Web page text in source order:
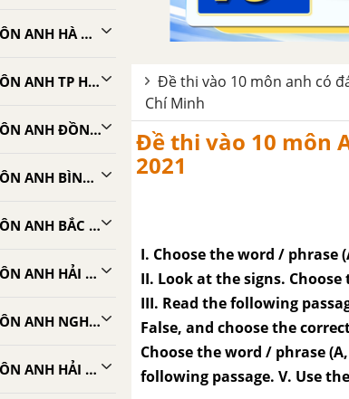
ĐỀ THI VÀO 10 MÔN ANH HÀ NỘI
ĐỀ THI VÀO 10 MÔN ANH TP HỒ CHÍ MINH
ĐỀ THI VÀO 10 MÔN ANH ĐỒNG NAI
ĐỀ THI VÀO 10 MÔN ANH BÌNH DƯƠNG
ĐỀ THI VÀO 10 MÔN ANH BẮC NINH
ĐỀ THI VÀO 10 MÔN ANH HẢI DƯƠNG
ĐỀ THI VÀO 10 MÔN ANH NGHỆ AN
ĐỀ THI VÀO 10 MÔN ANH HẢI PHÒNG
Đề thi vào 10 môn anh có
Chí Minh
Đề thi vào 10 môn
2021
I. Choose the word / phrase
II. Look at the signs. Choose
III. Read the following
False, and choose the
Choose the word / phrase
following passage. V. Use